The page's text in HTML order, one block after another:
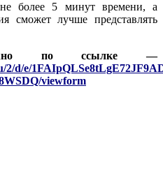
более 5 минут времени, а
сможет лучше представлять
по ссылке —
2/d/e/
viewform